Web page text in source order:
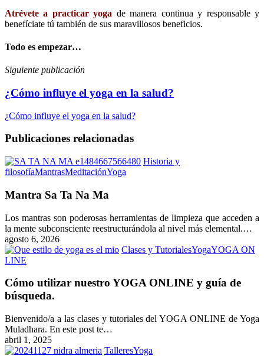
Atrévete a practicar yoga de manera continua y responsable y
benefíciate tú también de sus maravillosos beneficios.
Todo es empezar…
Siguiente publicación
¿Cómo influye el yoga en la salud?
¿Cómo influye el yoga en la salud?
Publicaciones relacionadas
Historia y
filosofíaMantrasMeditaciónYoga
Ma
Mantra Sa Ta Na Ma
Los mantras son poderosas herramientas de limpieza que acceden a
la mente subconsciente reestructurándola al nivel más elemental.…
agosto 6, 2026
Clases y TutorialesYogaYOGA ON
LINE
nuestro
YOGA
ONLINE
guía
de
búsqueda.
Cómo utilizar nuestro YOGA ONLINE y guía de
búsqueda.
Bienvenido/a a las clases y tutoriales del YOGA ONLINE de Yoga
Muladhara. En este post te…
abril 1, 2025
TalleresYoga